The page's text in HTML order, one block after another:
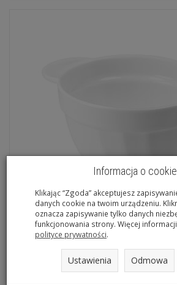
Bulionówka BIANCO 650
Jest
Rabat:5 %
Informacja o
Klikając “Zgoda” akceptujesz
danych cookie na twoim urządzeniu.
oznacza zapisywanie tylko danych
funkcjonowania strony. Więcej
polityce prywatności.
Ustawienia Odmowa